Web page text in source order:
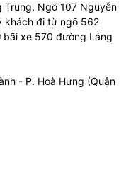
Trung, Ngõ 107 Nguyễn
khách đi từ ngõ 562
xe 570 đường Láng
- P. Hoà Hưng (Quận